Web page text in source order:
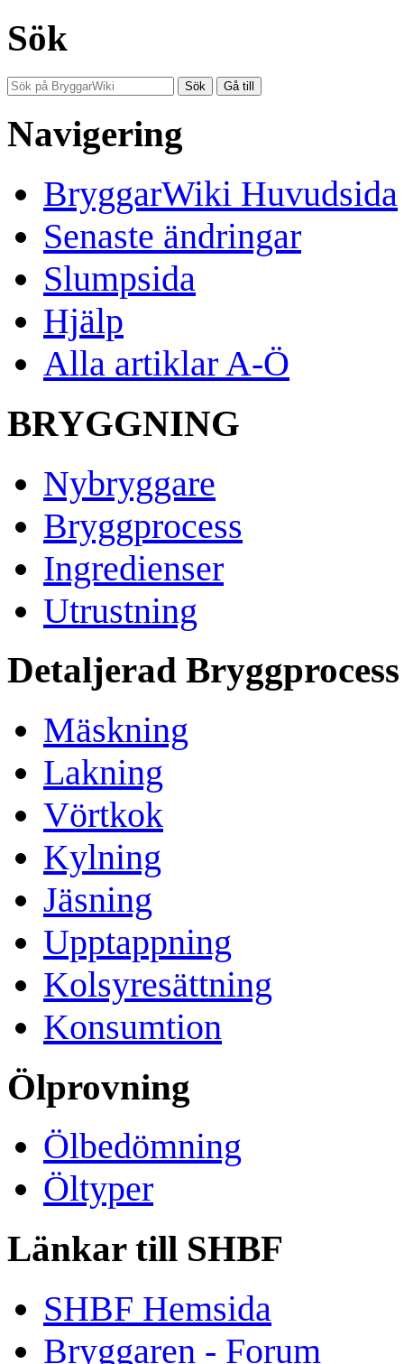
Sök
Navigering
BryggarWiki Huvudsida
Senaste ändringar
Slumpsida
Hjälp
Alla artiklar A-Ö
BRYGGNING
Nybryggare
Bryggprocess
Ingredienser
Utrustning
Detaljerad Bryggprocess
Mäskning
Lakning
Vörtkok
Kylning
Jäsning
Upptappning
Kolsyresättning
Konsumtion
Ölprovning
Ölbedömning
Öltyper
Länkar till SHBF
SHBF Hemsida
Bryggaren - Forum